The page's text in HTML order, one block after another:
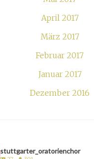
April 2017
März 2017
Februar 2017
Januar 2017
Dezember 2016
stuttgarter_oratorienchor